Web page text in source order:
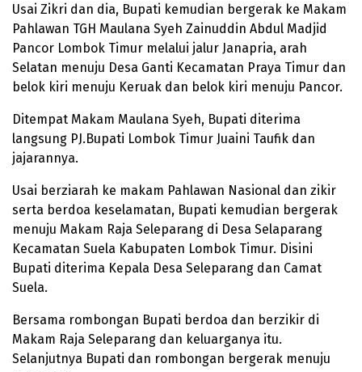
Usai Zikri dan dia, Bupati kemudian bergerak ke Makam
Pahlawan TGH Maulana Syeh Zainuddin Abdul Madjid
Pancor Lombok Timur melalui jalur Janapria, arah
Selatan menuju Desa Ganti Kecamatan Praya Timur dan
belok kiri menuju Keruak dan belok kiri menuju Pancor.
Ditempat Makam Maulana Syeh, Bupati diterima
langsung PJ.Bupati Lombok Timur Juaini Taufik dan
jajarannya.
Usai berziarah ke makam Pahlawan Nasional dan zikir
serta berdoa keselamatan, Bupati kemudian bergerak
menuju Makam Raja Seleparang di Desa Selaparang
Kecamatan Suela Kabupaten Lombok Timur. Disini
Bupati diterima Kepala Desa Seleparang dan Camat
Suela.
Bersama rombongan Bupati berdoa dan berzikir di
Makam Raja Seleparang dan keluarganya itu.
Selanjutnya Bupati dan rombongan bergerak menuju